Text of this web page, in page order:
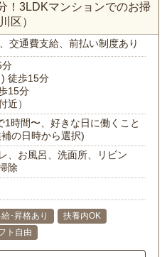
！3LDKマンションでのお掃
区）
、交通費支給、前払い制度あり
分
徒歩15分
15分
近）
1時間〜、好きな日に働くこと
の日時から選択)
、お風呂、洗面所、リビン
除
･昇格あり
扶養内OK
ト自由